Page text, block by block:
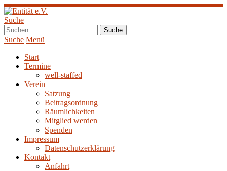
Suche
Suche Menü
Start
Termine
well-staffed
Verein
Satzung
Beitragsordnung
Räumlichkeiten
Mitglied werden
Spenden
Impressum
Datenschutzerklärung
Kontakt
Anfahrt